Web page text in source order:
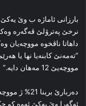
بارزانی ئاماژه‌ ب وێ
نرخێ په‌ترۆلێ ڤه‌گه‌ره‌
داهاتا ناڤخوه‌
مووچه‌یێ 12 مه‌هان دایه‌.”
ده‌ربارێ
ئەگەرا وێ یه‌کێ ئه‌وه‌ کو